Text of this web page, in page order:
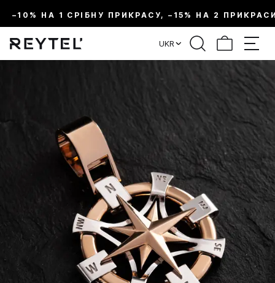
–10% НА 1 СРІБНУ ПРИКРАСУ, –15% НА 2
UKR